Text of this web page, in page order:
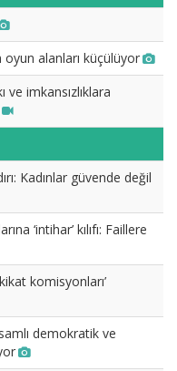
oyun alanları küçülüyor
ve imkansızlıklara
Kadınlar güvende değil
‘intihar’ kılıfı: Faillere
komisyonları’
demokratik ve